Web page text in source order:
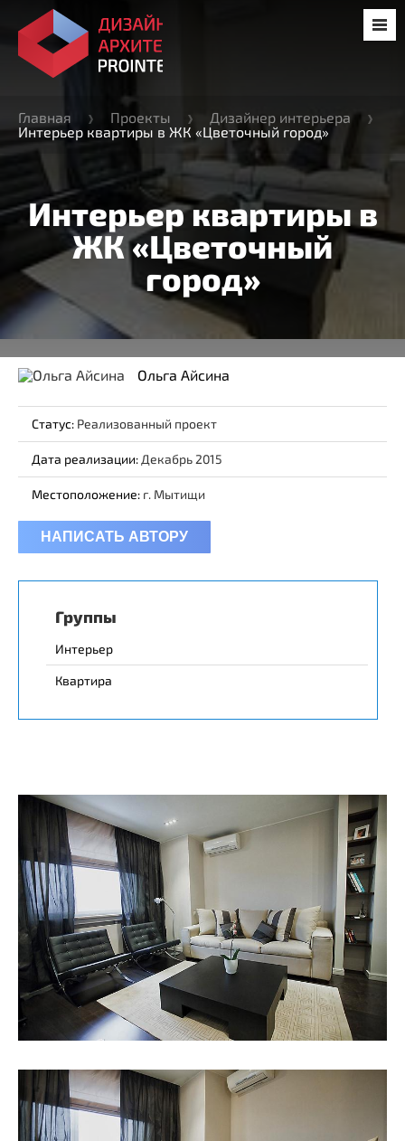
Главная Проекты
Дизайнер интерьера
Интерьер квартиры в ЖК «Цветочный город»
Интерьер квартиры в
ЖК «Цветочный
город»
Ольга Айсина
Статус: Реализованный проект
Дата реализации: Декабрь 2015
Местоположение: г. Мытищи
НАПИСАТЬ АВТОРУ
Группы
Интерьер
Квартира